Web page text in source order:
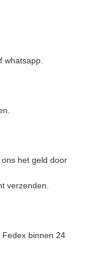
whatsapp.
het geld door
verzenden.
binnen 24